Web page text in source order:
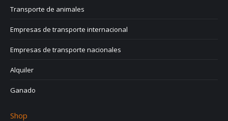
Transporte de animales
Empresas de transporte internacional
Empresas de transporte nacionales
Alquiler
Ganado
Shop